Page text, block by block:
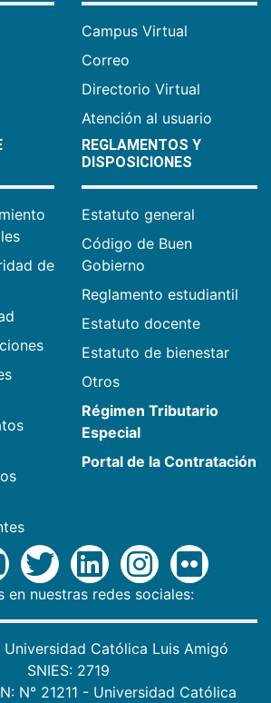
Campus Virtual
Correo
Directorio Virtual
Atención al usuario
de
REGLAMENTOS Y
DISPOSICIONES
Estatuto general
Código de Buen
Gobierno
Reglamento estudiantil
Estatuto docente
Estatuto de bienestar
Otros
Régimen Tributario
Especial
Portal de la Contratación
en nuestras redes sociales:
Universidad Católica Luis Amigó
SNIES: 2719
N° 21211 - Universidad Católica